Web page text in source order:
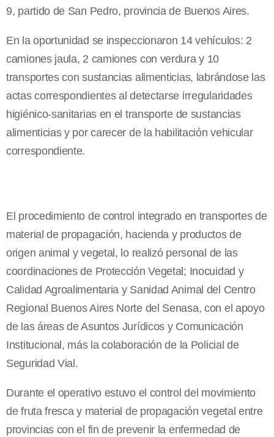
9, partido de San Pedro, provincia de Buenos Aires.
En la oportunidad se inspeccionaron 14 vehículos: 2
camiones jaula, 2 camiones con verdura y 10
transportes con sustancias alimenticias, labrándose las
actas correspondientes al detectarse irregularidades
higiénico-sanitarias en el transporte de sustancias
alimenticias y por carecer de la habilitación vehicular
correspondiente.
El procedimiento de control integrado en transportes de
material de propagación, hacienda y productos de
origen animal y vegetal, lo realizó personal de las
coordinaciones de Protección Vegetal; Inocuidad y
Calidad Agroalimentaria y Sanidad Animal del Centro
Regional Buenos Aires Norte del Senasa, con el apoyo
de las áreas de Asuntos Jurídicos y Comunicación
Institucional, más la colaboración de la Policial de
Seguridad Vial.
Durante el operativo estuvo el control del movimiento
de fruta fresca y material de propagación vegetal entre
provincias con el fin de prevenir la enfermedad de